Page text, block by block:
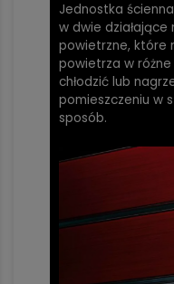
Jednostka
w dwie działające
powietrzne, które
powietrza w
chłodzić lub
pomieszczeniu w
sposób.